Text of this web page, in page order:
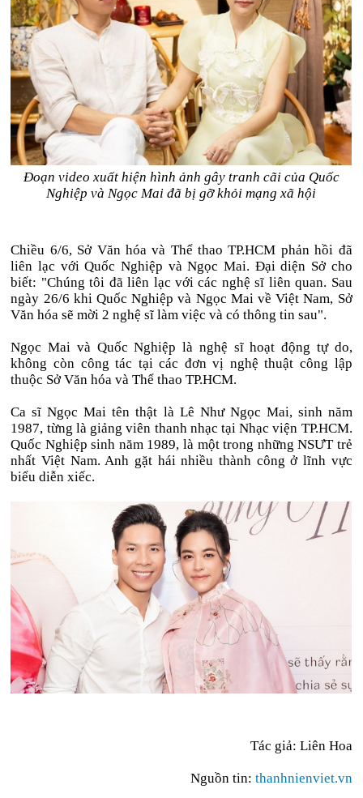
Đoạn video xuất hiện hình ảnh gây tranh cãi của Quốc
Nghiệp và Ngọc Mai đã bị gỡ khỏi mạng xã hội
Chiều 6/6, Sở Văn hóa và Thể thao TP.HCM phản hồi đã
liên lạc với Quốc Nghiệp và Ngọc Mai. Đại diện Sở cho
biết: "Chúng tôi đã liên lạc với các nghệ sĩ liên quan. Sau
ngày 26/6 khi Quốc Nghiệp và Ngọc Mai về Việt Nam, Sở
Văn hóa sẽ mời 2 nghệ sĩ làm việc và có thông tin sau".
Ngọc Mai và Quốc Nghiệp là nghệ sĩ hoạt động tự do,
không còn công tác tại các đơn vị nghệ thuật công lập
thuộc Sở Văn hóa và Thể thao TP.HCM.
Ca sĩ Ngọc Mai tên thật là Lê Như Ngọc Mai, sinh năm
1987, từng là giảng viên thanh nhạc tại Nhạc viện TP.HCM.
Quốc Nghiệp sinh năm 1989, là một trong những NSƯT trẻ
nhất Việt Nam. Anh gặt hái nhiều thành công ở lĩnh vực
biểu diễn xiếc.
Tác giả: Liên Hoa
Nguồn tin: thanhnienviet.vn